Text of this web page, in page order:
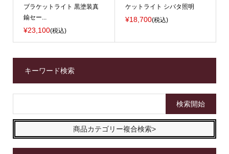
ブラケットライト 黒塗装真
鍮セー...
¥23,100(税込)
ケットライト シバタ照明
¥18,700(税込)
キーワード検索
商品カテゴリー複合検索>